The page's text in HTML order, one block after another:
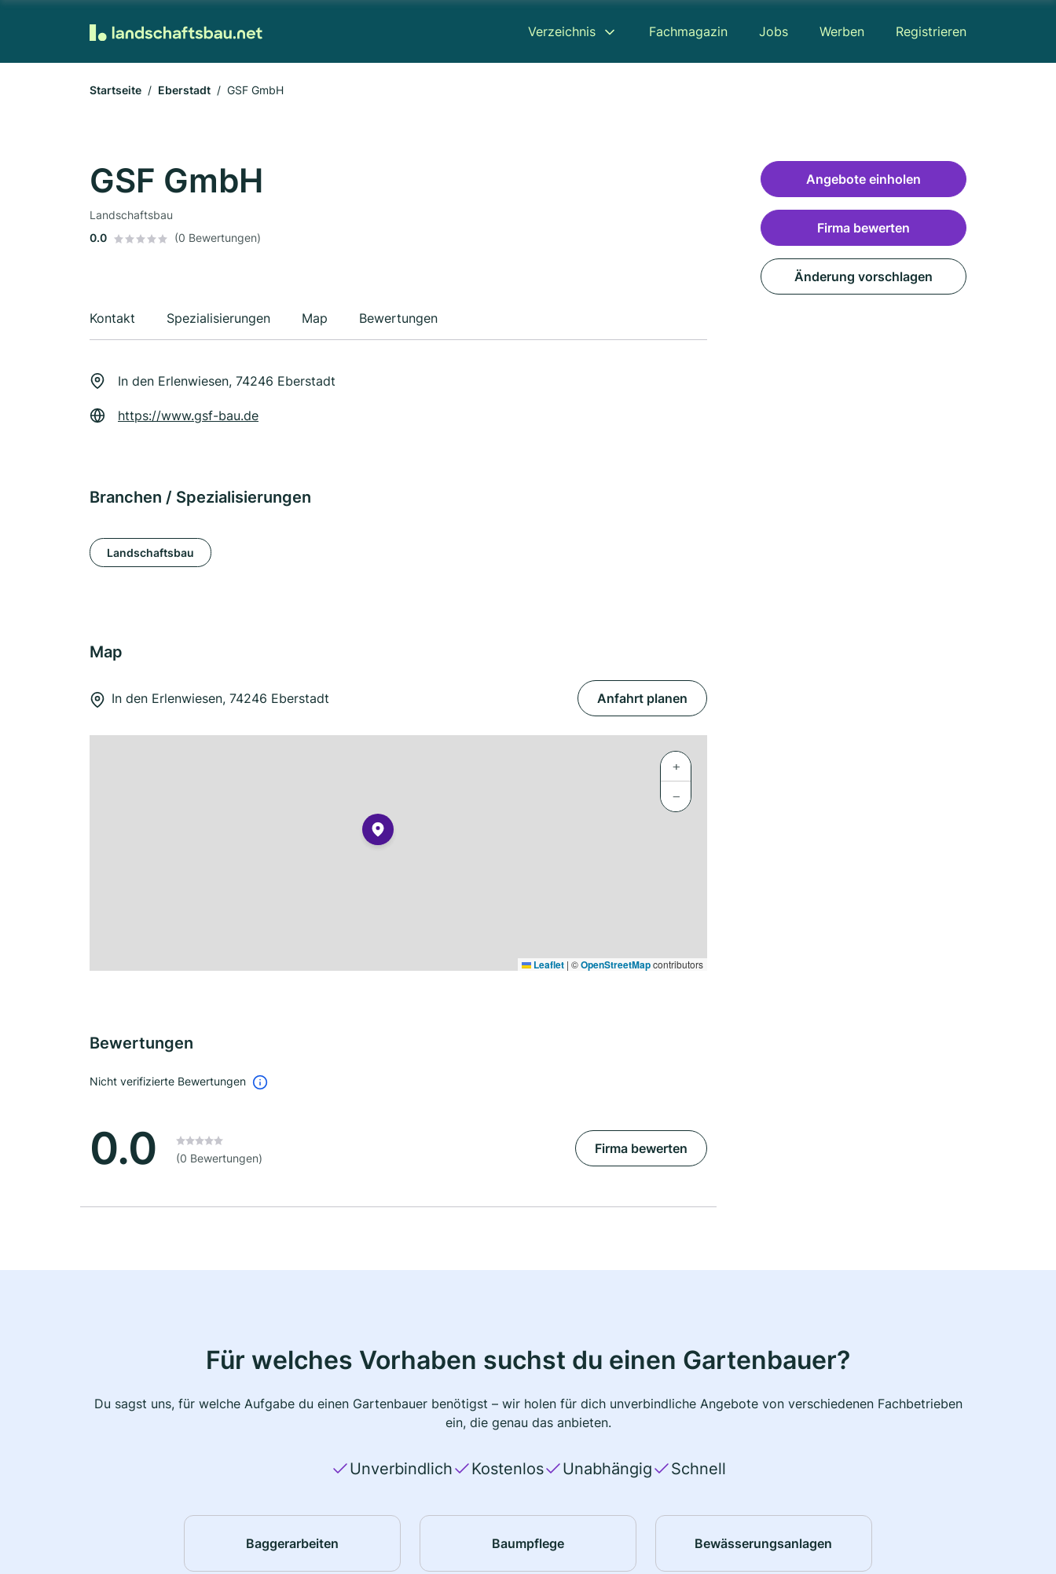
Verzeichnis Fachmagazin Jobs Werben Registrieren
Startseite Eberstadt GSF GmbH
GSF GmbH
Landschaftsbau
0.0
(0 Bewertungen)
Kontakt Spezialisierungen Map Bewertungen
In den Erlenwiesen, 74246 Eberstadt
https://www.gsf-bau.de
Branchen / Spezialisierungen
Landschaftsbau
Map
In den Erlenwiesen, 74246 Eberstadt Anfahrt planen
+
−
Leaflet | ©OpenStreetMapcontributors
Bewertungen
Nicht verifizierte Bewertungen
0.0 (0 Bewertungen)
Firma bewerten
Angebote einholen
Firma bewerten
Änderung vorschlagen
Für welches Vorhaben suchst du einen Gartenbauer?
Du sagst uns, für welche Aufgabe du einen Gartenbauer benötigst – wir holen für dich unverbindliche Angebote von verschiedenen Fachbetrieben
ein, die genau das anbieten.
Unverbindlich Kostenlos Unabhängig Schnell
Baggerarbeiten Baumpflege Bewässerungsanlagen